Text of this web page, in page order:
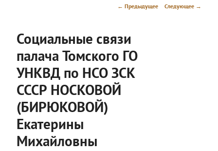
Навигация
← Предыдущее Следующее →
Социальные связи
палача Томского ГО
УНКВД по НСО ЗСК
СССР НОСКОВОЙ
(БИРЮКОВОЙ)
Екатерины
Михайловны